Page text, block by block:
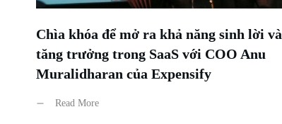
Chìa khóa để mở ra khả năng sinh lời và
tăng trưởng trong SaaS với COO Anu
Muralidharan của Expensify
Read More